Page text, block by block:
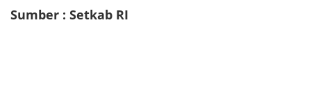
Sumber : Setkab RI